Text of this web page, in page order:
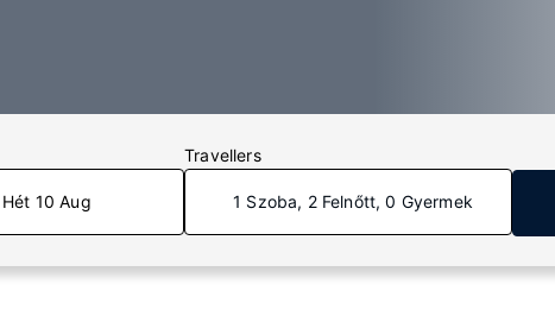
10 Aug
Travellers
1 Szoba, 2 Felnőtt, 0 Gyermek